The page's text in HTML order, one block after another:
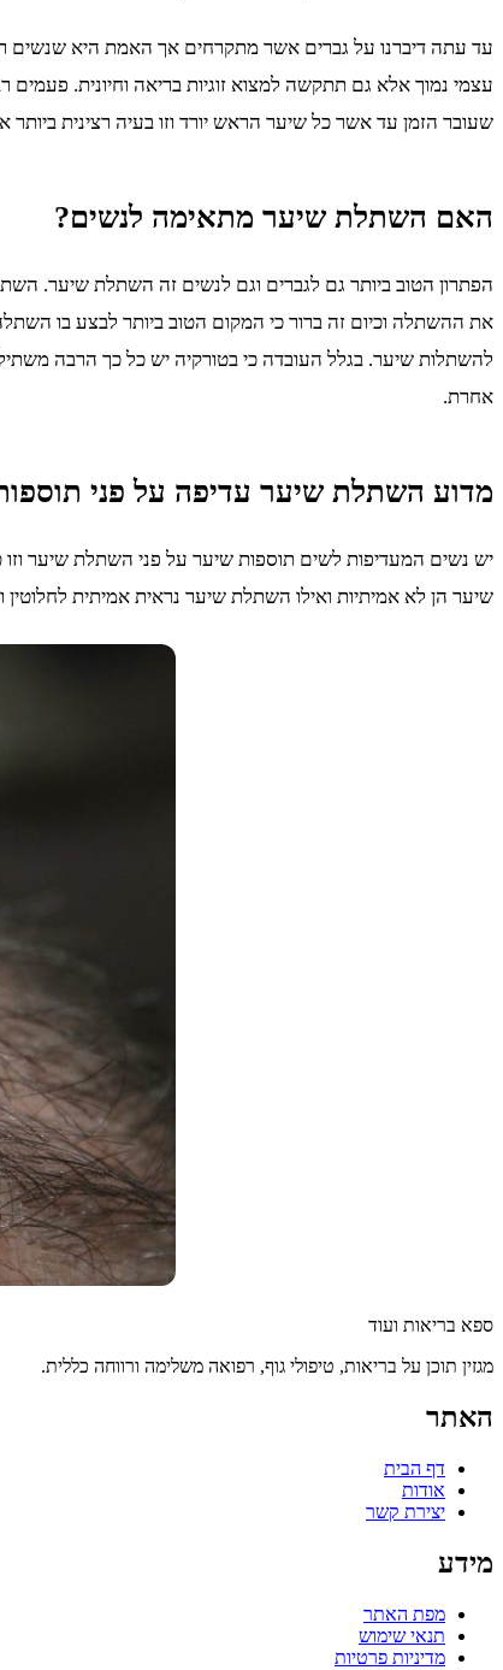
עד עתה דיברנו על גברים אשר מתקרחים אך האמת היא שנשים
עצמי נמוך אלא גם תתקשה למצוא זוגיות בריאה וחיונית.
שעובר הזמן עד אשר כל שיער הראש יורד וזו בעיה רצינית
האם השתלת שיער מתאימה לנשים?
הפתרון הטוב ביותר גם לגברים וגם לנשים זה השתלת שיער.
את ההשתלה וכיום זה ברור כי המקום הטוב ביותר לבצע בו
להשתלות שיער. בגלל העובדה כי בטורקיה יש כל כך הרבה
אחרת.
מדוע השתלת שיער עדיפה על פני
יש נשים המעדיפות לשים תוספות שיער על פני השתלת שיער
שיער הן לא אמיתיות ואילו השתלת שיער נראית אמיתית לחלוטין
ספא בריאות ועוד
מגזין תוכן על בריאות, טיפולי גוף, רפואה משלימה ורווחה כללית.
האתר
דף הבית
אודות
יצירת קשר
מידע
מפת האתר
תנאי שימוש
מדיניות פרטיות